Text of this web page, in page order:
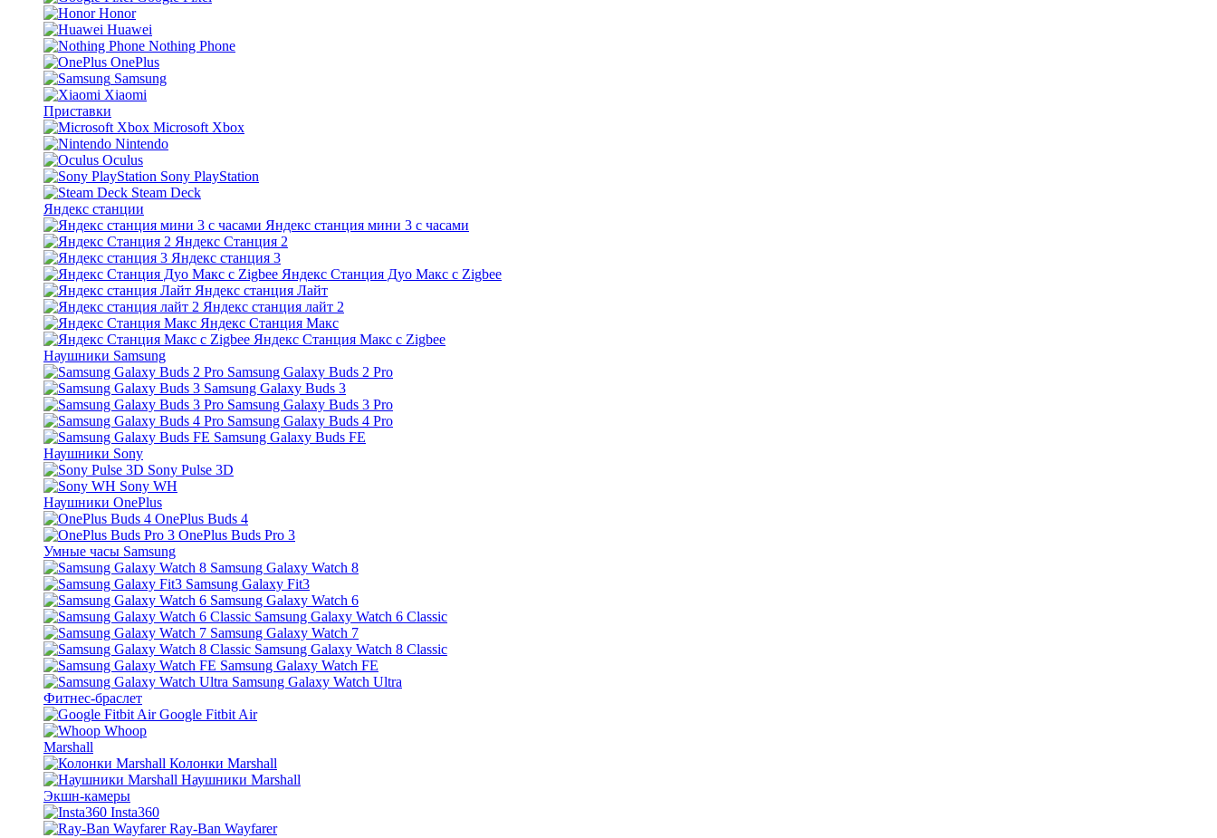
Honor
Huawei
Nothing Phone
OnePlus
Samsung
Xiaomi
Приставки
Microsoft Xbox
Nintendo
Oculus
Sony PlayStation
Steam Deck
Яндекс станции
Яндекс станция мини 3 с часами
Яндекс Станция 2
Яндекс станция 3
Яндекс Станция Дуо Макс с Zigbee
Яндекс станция Лайт
Яндекс станция лайт 2
Яндекс Станция Макс
Яндекс Станция Макс с Zigbee
Наушники Samsung
Samsung Galaxy Buds 2 Pro
Samsung Galaxy Buds 3
Samsung Galaxy Buds 3 Pro
Samsung Galaxy Buds 4 Pro
Samsung Galaxy Buds FE
Наушники Sony
Sony Pulse 3D
Sony WH
Наушники OnePlus
OnePlus Buds 4
OnePlus Buds Pro 3
Умные часы Samsung
Samsung Galaxy Watch 8
Samsung Galaxy Fit3
Samsung Galaxy Watch 6
Samsung Galaxy Watch 6 Classic
Samsung Galaxy Watch 7
Samsung Galaxy Watch 8 Classic
Samsung Galaxy Watch FE
Samsung Galaxy Watch Ultra
Фитнес-браслет
Google Fitbit Air
Whoop
Marshall
Колонки Marshall
Наушники Marshall
Экшн-камеры
Insta360
Ray-Ban Wayfarer